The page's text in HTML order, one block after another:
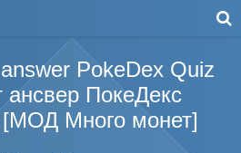
PokeDex Quiz
ансвер ПокеДекс
[МОД Много монет]